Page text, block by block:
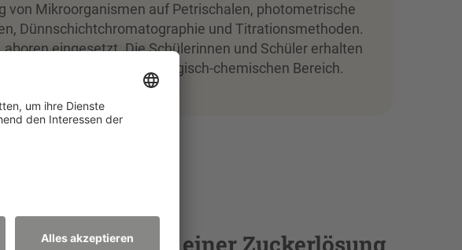
von Mikroorganismen auf Petrischalen, photometrische
Dünnschichtchromatographie und Titrationsmethoden.
eingesetzt. Die Schülerinnen und Schüler erhalten
in die Arbeitswelt im biologisch-chemischen Bereich.
Trockenhefe in einer Zuckerlösung